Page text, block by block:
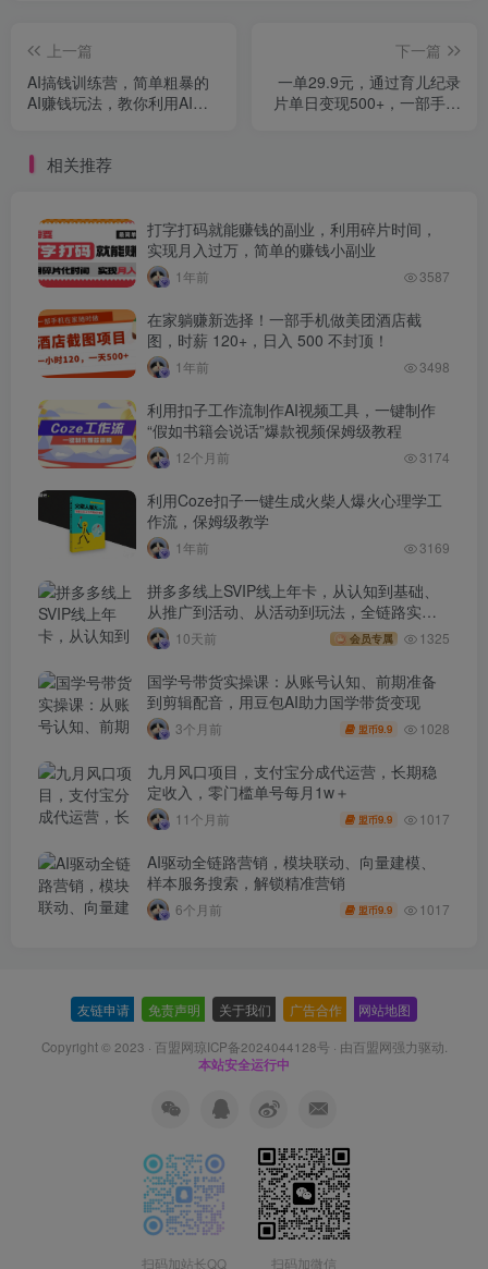
上一篇
AI搞钱训练营，简单粗暴的
AI赚钱玩法，教你利用AI快
下一篇
一单29.9元，通过育儿纪录
片单日变现500+，一部手机
相关推荐
打字打码就能赚钱的副业，利用碎片时间，
实现月入过万，简单的赚钱小副业
1年前 3587
在家躺赚新选择！一部手机做美团酒店截
图，时薪 120+，日入 500 不封顶！
1年前 3498
利用扣子工作流制作AI视频工具，一键制作
“假如书籍会说话”爆款视频保姆级教程
12个月前 3174
利用Coze扣子一键生成火柴人爆火心理学工
作流，保姆级教学
1年前 3169
拼多多线上SVIP线上年卡，从认知到基础、
从推广到活动、从活动到玩法，全链路实战
(260730)
10天前 会员专属 1325
国学号带货实操课：从账号认知、前期准备
到剪辑配音，用豆包AI助力国学带货变现
3个月前 盟币9.9 1028
九月风口项目，支付宝分成代运营，长期稳
定收入，零门槛单号每月1w＋
11个月前 盟币9.9 1017
AI驱动全链路营销，模块联动、向量建模、
样本服务搜索，解锁精准营销
6个月前 盟币9.9 1017
友链申请 免责声明 关于我们 广告合作 网站地图
Copyright © 2023 · 百盟网琼ICP备2024044128号 · 由百盟网强力驱动.
本站安全运行中
扫码加站长QQ 扫码加微信